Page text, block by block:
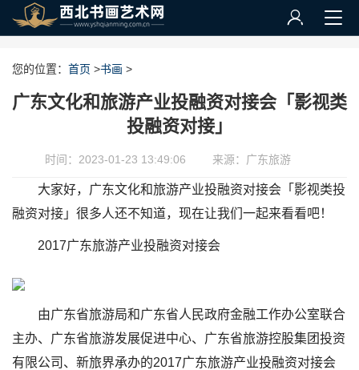
您的位置： 首页 >书画 >
广东文化和旅游产业投融资对接会「影视类
投融资对接」
时间：2023-01-23 13:49:06 来源：广东旅游
大家好，广东文化和旅游产业投融资对接会「影视类投
融资对接」很多人还不知道，现在让我们一起来看看吧！
2017广东旅游产业投融资对接会
由广东省旅游局和广东省人民政府金融工作办公室联合
主办、广东省旅游发展促进中心、广东省旅游控股集团投资
有限公司、新旅界承办的2017广东旅游产业投融资对接会